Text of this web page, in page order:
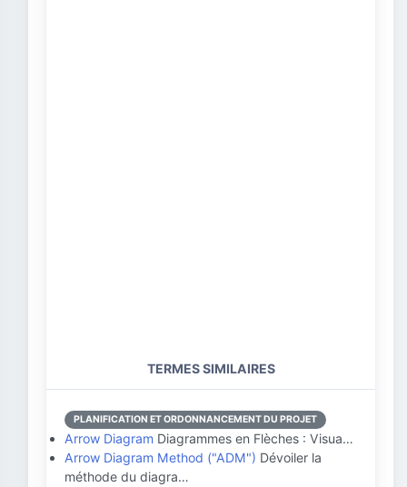
TERMES SIMILAIRES
PLANIFICATION ET ORDONNANCEMENT DU PROJET
Arrow Diagram Diagrammes en Flèches : Visua…
Arrow Diagram Method ("ADM") Dévoiler la
méthode du diagra…